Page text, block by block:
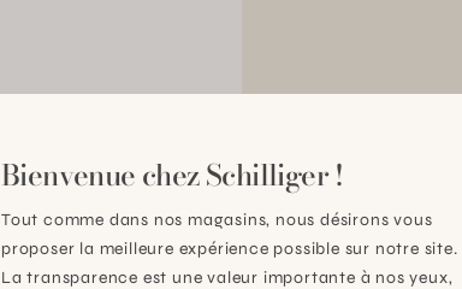
Bienvenue chez Schilliger !
Tout comme dans nos magasins, nous désirons vous
proposer la meilleure expérience possible sur notre site.
La transparence est une valeur importante à nos yeux,